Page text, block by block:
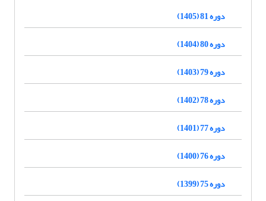
دوره 81 (1405)
دوره 80 (1404)
دوره 79 (1403)
دوره 78 (1402)
دوره 77 (1401)
دوره 76 (1400)
دوره 75 (1399)